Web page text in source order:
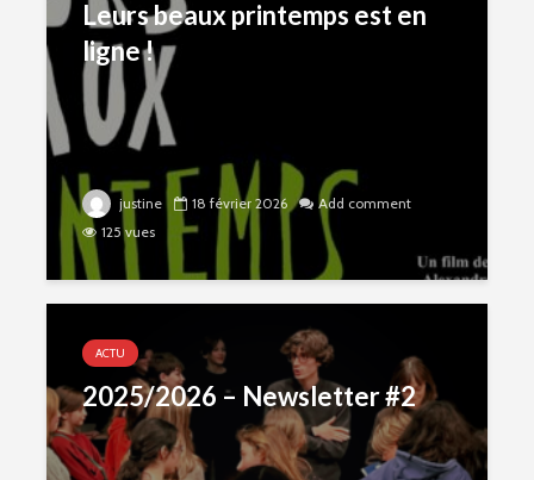
Leurs beaux printemps est en
ligne !
justine 18 février 2026
Add comment
125 vues
ACTU
2025/2026 – Newsletter #2